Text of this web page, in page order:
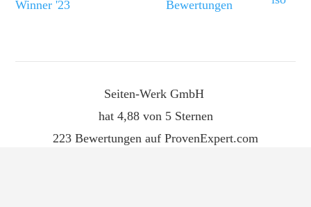
Seiten-Werk GmbH
hat 4,88von 5Sternen
223 Bewertungen auf ProvenExpert.com